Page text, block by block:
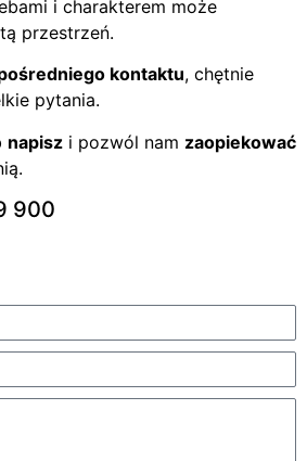
i charakterem może
przestrzeń.
kontaktu, chętnie
pytania.
napisz i pozwól nam zaopiekować
900